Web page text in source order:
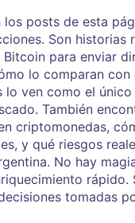
los posts de esta
Son historias
Bitcoin para enviar
lo comparan con
lo ven como el
También
criptomonedas,
y qué riesgos
No hay
rápido.
tomadas